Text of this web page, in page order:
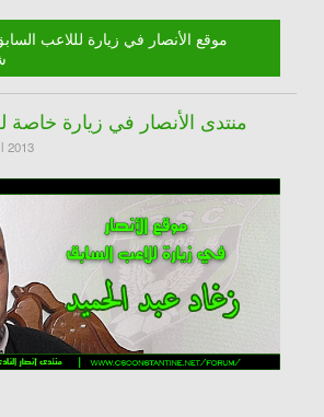
منتدى الأنصار في زيارة خاصة
2013